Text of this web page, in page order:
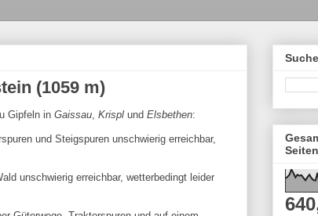
(1059 m)
Gipfeln in Gaissau Krispl und Elsbethen:
und Steigspuren unschwierig erreichbar,
unschwierig erreichbar, wetterbedingt leider
Suche